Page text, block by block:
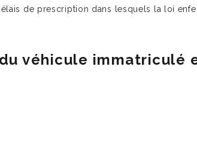
de prescription dans lesquels la loi
véhicule immatriculé